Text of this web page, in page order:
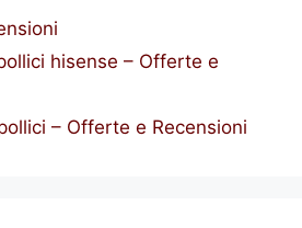
hisense – Offerte e
– Offerte e Recensioni